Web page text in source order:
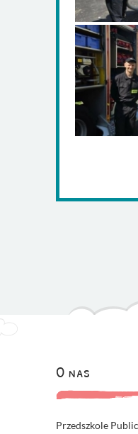
O nas
Przedszkole